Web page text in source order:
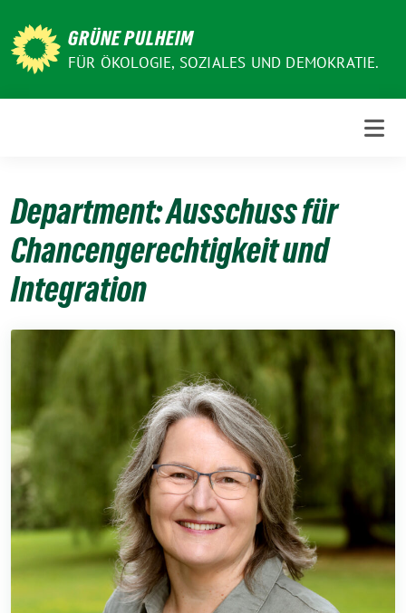
zum
Inhalt
GRÜNE PULHEIM
FÜR ÖKOLOGIE, SOZIALES UND DEMOKRATIE.
Department:Ausschuss für
Chancengerechtigkeit und
Integration